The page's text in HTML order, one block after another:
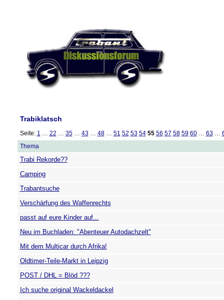
Trabiklatsch
Seite: 1 … 22 … 35… 43… 48… 51 52 53 54 55 56 57 58 59 60… 63…
Thema
Trabi Rekorde??
Camping
Trabantsuche
Verschärfung des Waffenrechts
passt auf eure Kinder auf...
Neu im Buchladen: "Abenteuer Autodachzelt"
Mit dem Multicar durch Afrika!
Oldtimer-Teile-Markt in Leipzig
POST / DHL = Blöd ???
Ich suche original Wackeldackel